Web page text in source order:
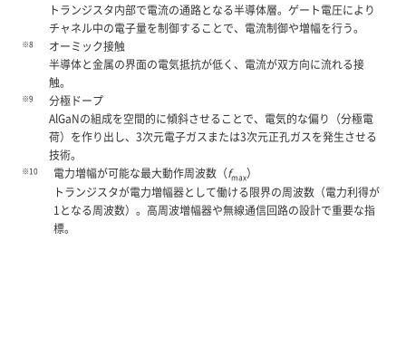
トランジスタ内部で電流の通路となる半導体層。ゲート電圧により
チャネル中の電子量を制御することで、電流制御や増幅を行う。
※8
オーミック接触
半導体と金属の界面の電気抵抗が低く、電流が双方向に流れる接
触。
※9
分極ドープ
AlGaNの組成を空間的に傾斜させることで、電気的な偏り（分極電
荷）を作り出し、3次元電子ガスまたは3次元正孔ガスを発生させる
技術。
※10 電力増幅が可能な最大動作周波数（fmax）
トランジスタが電力増幅器として働ける限界の周波数（電力利得が
1となる周波数）。高周波増幅器や無線通信回路の設計で重要な指
標。